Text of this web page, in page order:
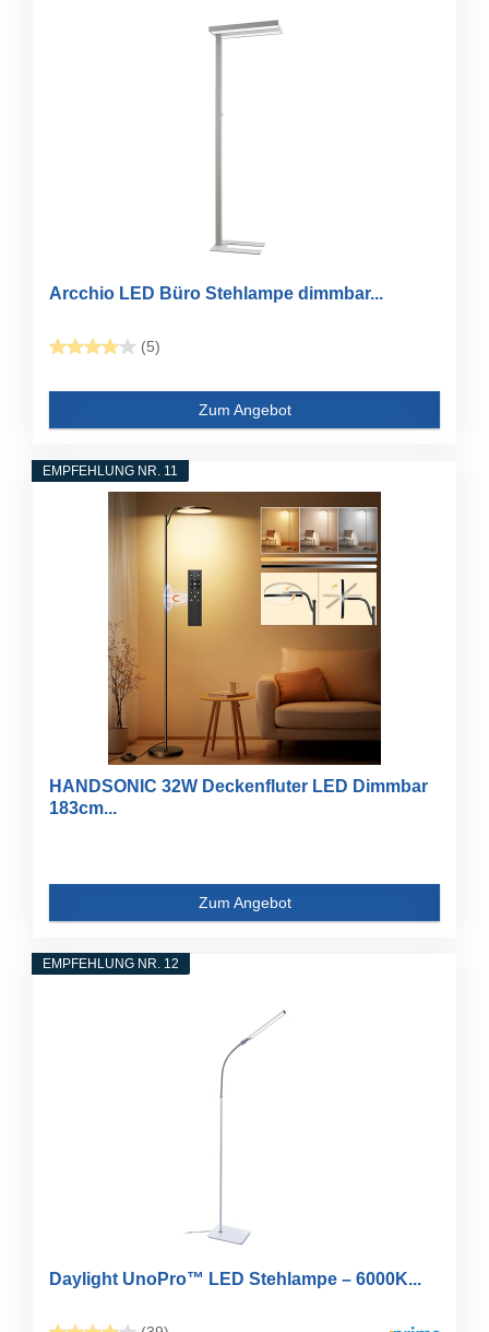
Arcchio LED Büro Stehlampe dimmbar...
(5)
Zum Angebot
EMPFEHLUNG NR. 11
HANDSONIC 32W Deckenfluter LED Dimmbar
183cm...
Zum Angebot
EMPFEHLUNG NR. 12
Daylight UnoPro™ LED Stehlampe – 6000K...